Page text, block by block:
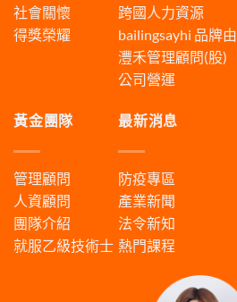
社會關懷
得獎榮耀
跨國人力資源
bailingsayhi 品牌由
灃禾管理顧問(股)
公司營運
黃金團隊
管理顧問
人資顧問
團隊介紹
就服乙級技術士
最新消息
防疫專區
產業新聞
法令新知
熱門課程